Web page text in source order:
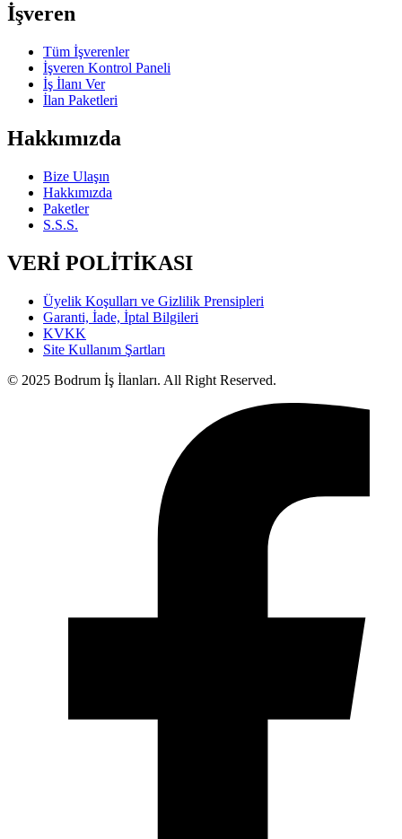
İşveren
Tüm İşverenler
İşveren Kontrol Paneli
İş İlanı Ver
İlan Paketleri
Hakkımızda
Bize Ulaşın
Hakkımızda
Paketler
S.S.S.
VERİ POLİTİKASI
Üyelik Koşulları ve Gizlilik Prensipleri
Garanti, İade, İptal Bilgileri
KVKK
Site Kullanım Şartları
© 2025 Bodrum İş İlanları. All Right Reserved.